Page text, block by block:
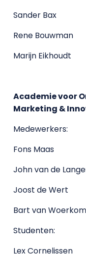
Sander Bax
Rene Bouwman
Marijn Eikhoudt
Academie voor
Marketing &
Medewerkers:
Fons Maas
John van de
Joost de Wert
Bart van Woerkom
Studenten:
Lex Cornelissen